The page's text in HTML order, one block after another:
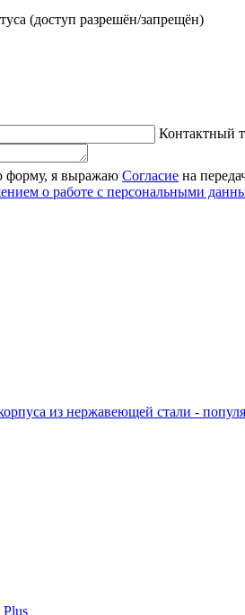
(доступ разрешён/запрещён)
Контактный
форму, я выражаю Согласие на
о работе с персональными
из нержавеющей стали -